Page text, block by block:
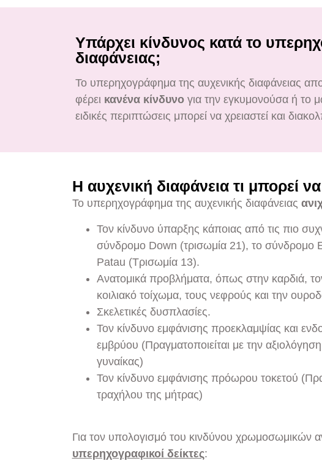
Υπάρχει κίνδυνος κατά το
διαφάνειας;
Το υπερηχογράφημα της αυχενικής διαφάνειας
φέρει κανένα κίνδυνο για την εγκυμονούσα ή το
ειδικές περιπτώσεις μπορεί να χρειαστεί και
Η αυχενική διαφάνεια τι μπορεί
Το υπερηχογράφημα της αυχενικής διαφάνειας
Τον κίνδυνο ύπαρξης κάποιας από τις πιο
σύνδρομο Down (τρισωμία 21), το σύνδρομο
Patau (Τρισωμία 13).
Ανατομικά προβλήματα, όπως στην καρδιά,
κοιλιακό τοίχωμα, τους νεφρούς και την
Σκελετικές δυσπλασίες.
Τον κίνδυνο εμφάνισης προεκλαμψίας και
εμβρύου (Πραγματοποιείται με την
γυναίκας)
Τον κίνδυνο εμφάνισης πρόωρου τοκετού
τραχήλου της μήτρας)
Για τον υπολογισμό του κινδύνου χρωμοσωμικών
υπερηχογραφικοί δείκτες: